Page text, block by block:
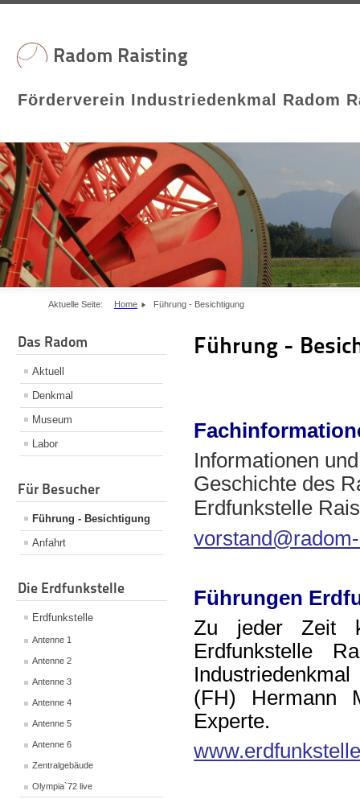
Förderverein Industriedenkmal Radom
Aktuelle Seite: Home Führung - Besichtigung
Das Radom
Aktuell
Denkmal
Museum
Labor
Für Besucher
Führung - Besichtigung
Anfahrt
Die Erdfunkstelle
Erdfunkstelle
Antenne 1
Antenne 2
Antenne 3
Antenne 4
Antenne 5
Antenne 6
Zentralgebäude
Olympia`72 live
Führung -
Informationen
Geschichte des
Erdfunkstelle
Führungen
Zu jeder Zeit
Erdfunkstelle
(FH) Hermann
Experte.